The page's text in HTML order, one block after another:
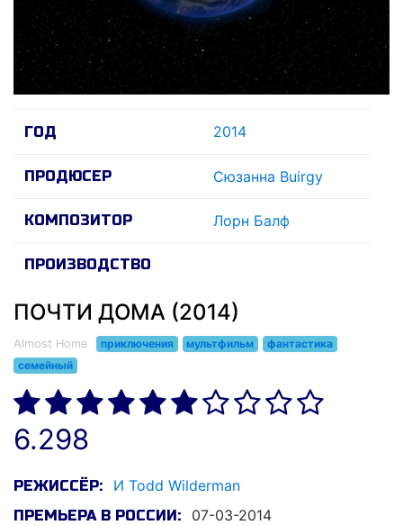
ГОД 2014
ПРОДЮСЕР Сюзанна Buirgy
КОМПОЗИТОР Лорн Балф
ПРОИЗВОДСТВО
ПОЧТИ ДОМА (2014)
Almost Home приключения мультфильм
фантастика
семейный
6.298
РЕЖИССЁР: И Todd Wilderman
ПРЕМЬЕРА В РОССИИ: 07-03-2014